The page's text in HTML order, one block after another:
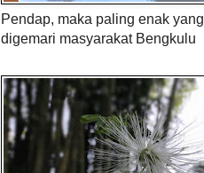
Pendap, maka paling enak yang
digemari masyarakat Bengkulu